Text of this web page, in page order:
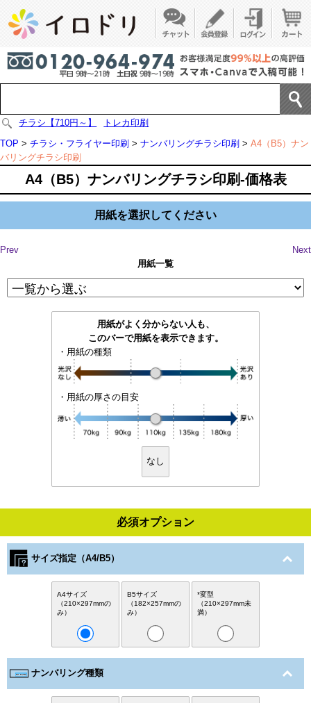
チラシ【710円～】
トレカ印刷
TOP > チラシ・フライヤー印刷 > ナンバリングチラシ印刷 > A4（B5）ナン
バリングチラシ印刷
A4（B5）ナンバリングチラシ印刷-価格表
用紙を選択してください
Prev
Next
用紙一覧
用紙がよく分からない人も、
このバーで用紙を表示できます。
・用紙の種類
・用紙の厚さの目安
なし
必須オプション
サイズ指定（A4/B5）
A4サイズ
（210×297mmの
み）
B5サイズ
（182×257mmの
み）
*変型
（210×297mm未
満）
ナンバリング種類